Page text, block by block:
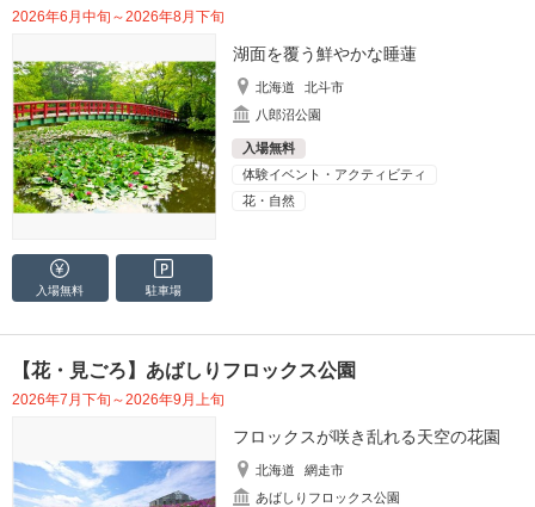
2026年6月中旬～2026年8月下旬
湖面を覆う鮮やかな睡蓮
北海道
北斗市
八郎沼公園
入場無料
体験イベント・アクティビティ
花・自然
入場無料 駐車場
【花・見ごろ】あばしりフロックス公園
2026年7月下旬～2026年9月上旬
フロックスが咲き乱れる天空の花園
北海道
網走市
あばしりフロックス公園